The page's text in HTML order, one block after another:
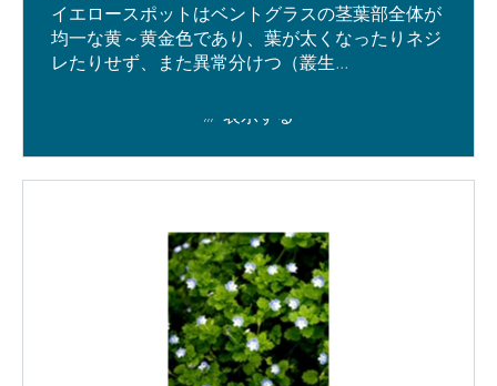
イエロースポットはベントグラスの茎葉部全体が
均一な黄～黄金色であり、葉が太くなったりネジ
レたりせず、また異常分けつ（叢生...
表示する